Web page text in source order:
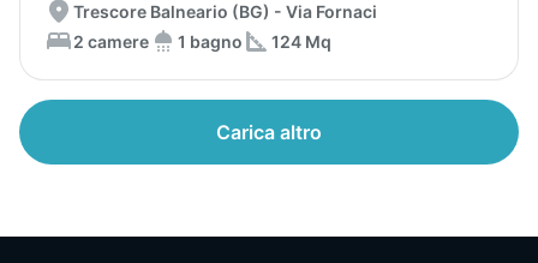
Trescore Balneario (BG) - Via Fornaci
2 camere
1 bagno 124 Mq
Carica altro